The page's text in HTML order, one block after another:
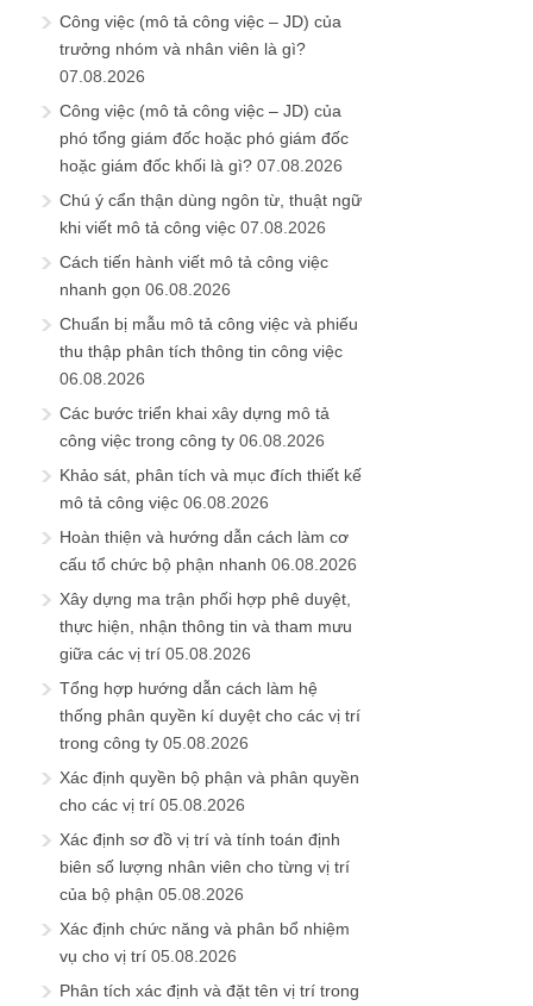
Công việc (mô tả công việc – JD) của
trưởng nhóm và nhân viên là gì?
07.08.2026
Công việc (mô tả công việc – JD) của
phó tổng giám đốc hoặc phó giám đốc
hoặc giám đốc khối là gì? 07.08.2026
Chú ý cẩn thận dùng ngôn từ, thuật ngữ
khi viết mô tả công việc 07.08.2026
Cách tiến hành viết mô tả công việc
nhanh gọn 06.08.2026
Chuẩn bị mẫu mô tả công việc và phiếu
thu thập phân tích thông tin công việc
06.08.2026
Các bước triển khai xây dựng mô tả
công việc trong công ty 06.08.2026
Khảo sát, phân tích và mục đích thiết kế
mô tả công việc 06.08.2026
Hoàn thiện và hướng dẫn cách làm cơ
cấu tổ chức bộ phận nhanh 06.08.2026
Xây dựng ma trận phối hợp phê duyệt,
thực hiện, nhận thông tin và tham mưu
giữa các vị trí 05.08.2026
Tổng hợp hướng dẫn cách làm hệ
thống phân quyền kí duyệt cho các vị trí
trong công ty 05.08.2026
Xác định quyền bộ phận và phân quyền
cho các vị trí 05.08.2026
Xác định sơ đồ vị trí và tính toán định
biên số lượng nhân viên cho từng vị trí
của bộ phận 05.08.2026
Xác định chức năng và phân bổ nhiệm
vụ cho vị trí 05.08.2026
Phân tích xác định và đặt tên vị trí trong